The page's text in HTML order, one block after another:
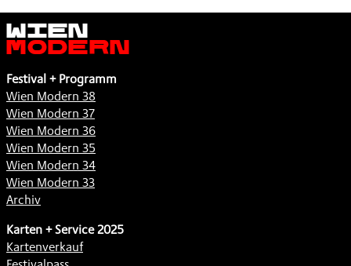
Wien
Modern
Festival + Programm
Wien Modern 38
Wien Modern 37
Wien Modern 36
Wien Modern 35
Wien Modern 34
Wien Modern 33
Archiv
Karten + Service 2025
Kartenverkauf